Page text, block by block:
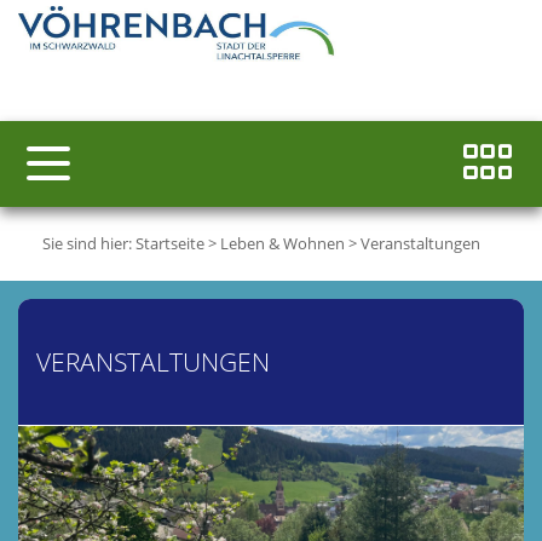
Sie sind hier:Startseite> Leben & Wohnen >Veranstaltungen
VERANSTALTUNGEN